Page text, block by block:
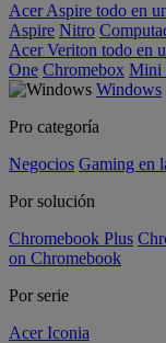
Acer Aspire todo en
Aspire Nitro
Acer Veriton todo en
One Chromebox Mini
Windows
Pro categoría
Negocios Gaming en
Por solución
Chromebook Plus
on Chromebook
Por serie
Acer Iconia